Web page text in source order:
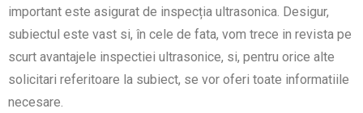
important este asigurat de inspecția ultrasonica. Desigur,
subiectul este vast si, în cele de fata, vom trece in revista pe
scurt avantajele inspectiei ultrasonice, si, pentru orice alte
solicitari referitoare la subiect, se vor oferi toate informatiile
necesare.